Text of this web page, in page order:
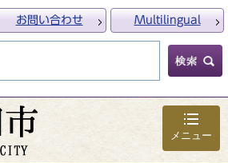
メニュー
お問い合わせ Multilingual